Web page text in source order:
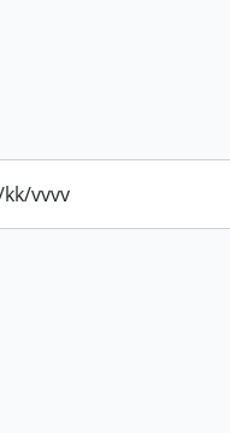
vvvv